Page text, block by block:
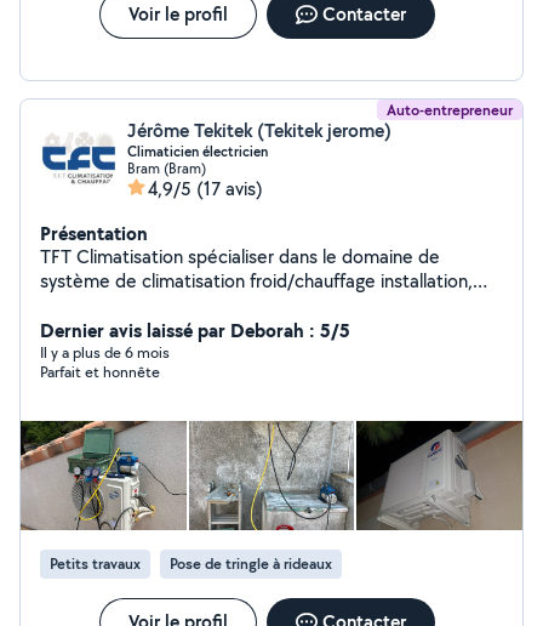
Voir le profil Contacter
Auto-entrepreneur
Jérôme Tekitek (Tekitek jerome)
Climaticien électricien
Bram (Bram)
4,9/5 (17 avis)
Présentation
TFT Climatisation spécialiser dans le domaine de
système de climatisation froid/chauffage installation,
Dernier avis laissé par Deborah : 5/5
Il y a plus de 6 mois
Parfait et honnête
Petits travaux Pose de tringle à rideaux